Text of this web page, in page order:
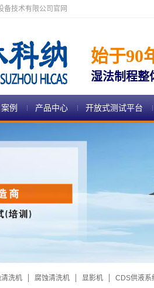
备技术有限公司官网
始于90
湿法制程整
例 产品中心 开放式测试平台
洗机 腐蚀清洗机 显影机 CDS供液系